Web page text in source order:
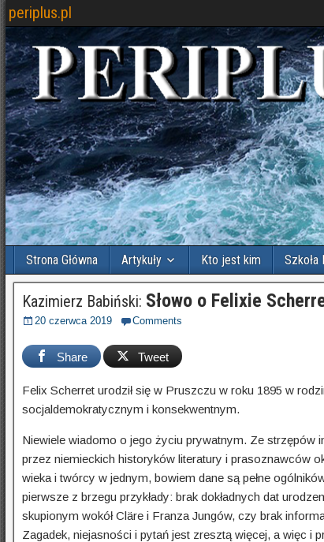
periplus.pl
Strona Główna Artykuły Kto jest kim Szkoła
Kazimierz Babiński: Słowo o Felixie
20 czerwca 2019 Comments
Share Tweet
Felix Scherret urodził się w Pruszczu w roku 1895 w
socjaldemokratycznym i konsekwentnym.
Niewiele wiadomo o jego życiu prywatnym. Ze
przez niemieckich historyków literatury i praso­znaw­ców
wieka i twórcy w jednym, bowiem dane są pełne
pierwsze z brzegu przykłady: brak dokładnych dat
skupionym wokół Cläre i Franza Jungów, czy brak
Zagadek, niejasności i pytań jest zresztą więcej, a więc i